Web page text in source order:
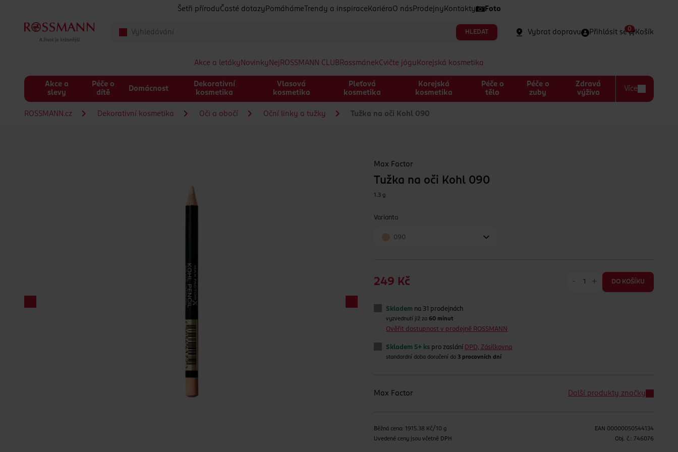
Šetři přírodu Časté dotazy Pomáháme Trendy a inspirace Kariéra O nás Prodejny Kontakty Foto
HLEDAT Vybrat dopravu Přihlásit se Košík
0
Akce a letáky Novinky Nej ROSSMANN CLUBRossmánekCvičte jógu Korejská kosmetika
Akce a
slevy
Péče o
dítě
Domácnost
Dekorativní
kosmetika
Vlasová
kosmetika
Pleťová
kosmetika
Korejská
kosmetika
Péče o
tělo
Péče o
zuby
Zdravá
výživa
Více
ROSSMANN.cz Dekorativní kosmetika Oči a obočí Oční linky a tužky Tužka na oči Kohl 090
Max Factor
Tužka na oči Kohl 090
1.3 g
Varianta
090
249 Kč - + DO KOŠÍKU
Skladem na 31 prodejnách
vyzvednutí již za60 minut
Ověřit dostupnost v prodejně ROSSMANN
Skladem 5+ ks pro zaslání DPD, Zásilkovna
standardní doba doručení do 3 pracovních dní
Max Factor Další produkty značky
Běžná cena: 1915.38 Kč/10 g
Uvedené ceny jsou včetně DPH
EAN 00000050544134
Obj. č.: 746076